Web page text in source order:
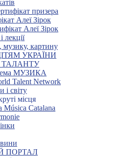
призера
Алеї Зірок
Алеї Зірок
лекції
картину
УКРАЇНИ
МУЗИКА
Talent Network
і світу
місця
Música Catalana
ПОРТАЛ